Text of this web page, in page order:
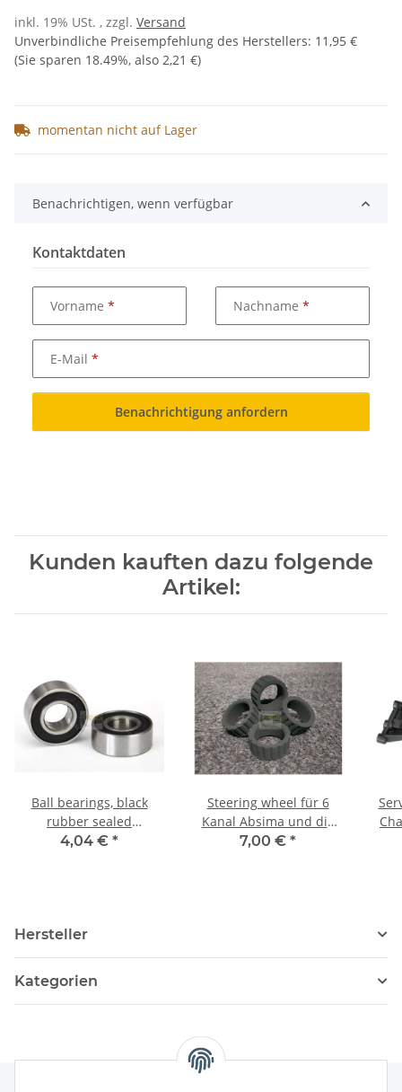
inkl. 19% USt. , zzgl. Versand
Unverbindliche Preisempfehlung des Herstellers: 11,95 €
(Sie sparen 18.49%, also 2,21 €)
momentan nicht auf Lager
Benachrichtigen, wenn verfügbar
Kontaktdaten
Vorname Nachname
E-Mail
Benachrichtigung anfordern
Kunden kauften dazu folgende
Artikel:
Ball bearings, black
rubber sealed
(6x13x5mm) (2)
4,04 € *
Steering wheel für 6
Kanal Absima und die
Flysky GT3C klein
7,00 € *
Hersteller
Kategorien